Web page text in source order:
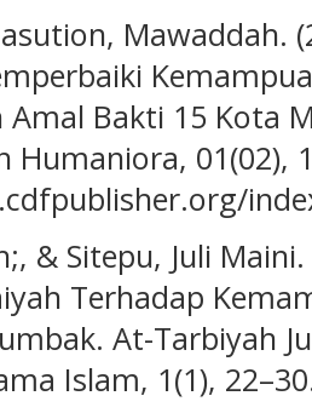
Mawaddah.
Amal Bakti 15 Kota
Humaniora, 01(02),
& Sitepu, Juli
Terhadap
At-Tarbiyah
Islam, 1(1),